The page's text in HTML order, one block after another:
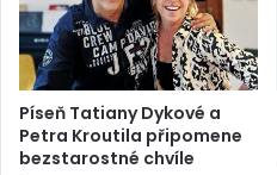
Píseň Tatiany Dykové a
Petra Kroutila připomene
bezstarostné chvíle